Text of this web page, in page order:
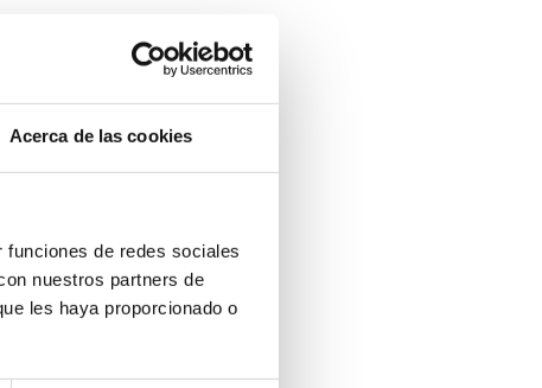
Acerca de las cookies
de redes sociales
nuestros partners de
les haya proporcionado o